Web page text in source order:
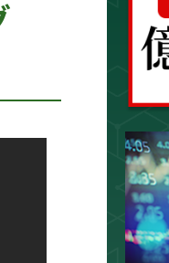
TradingView